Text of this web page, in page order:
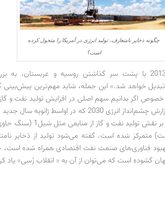
چگونه ذخایر نامتعارف، تولید انرژی در آمریکا را متحول کرده
است؟
«آمریکا احتمالاً در سال 2013 با پشت سر گذاشتن روسیه و
خواهد شد.» این جمله، شاید مهم‌ترین
اگر بدانیم سهم اصلی در افزایش تولید نفت و گاز
نامتعارف خواهند داشت. گزارش چشم‌انداز انرژی 2030 که در
نخستین گزارشی نیست که بر نقش
شده است. گفته می‌شود تولید از ذخایر
فناوری‌های صنعت نفت اقتصادی همراه شده است،
گشوده است که می‌توان از آن به « انقلاب رُسی» یاد